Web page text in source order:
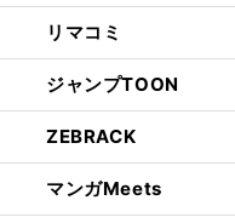
リマコミ
ジャンプTOON
ZEBRACK
マンガMeets